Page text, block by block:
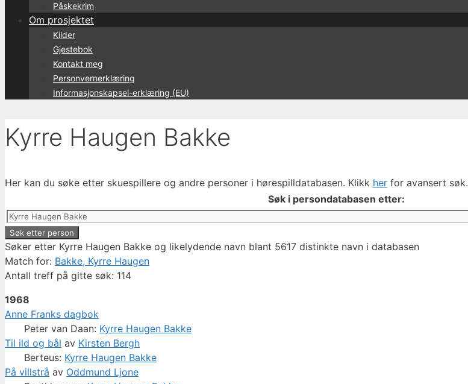
Påskekrim
Om prosjektet
Kilder
Gjestebok
Kontakt meg
Personvernerklæring
Informasjonskapsel-erklæring (EU)
Kyrre Haugen Bakke
Her kan du søke etter skuespillere og andre personer i hørespilldatabasen. Klikk her for avansert søk.
Søk i persondatabasen etter:
Søker etter Kyrre Haugen Bakke og likelydende navn blant 5617 distinkte navn i databasen
Match for: Bakke, Kyrre Haugen
Antall treff på gitte søk: 114
1968
Anne Franks dagbok
Peter van Daan: Kyrre Haugen Bakke
Til ild og bål av Kirsten Bergh
Berteus: Kyrre Haugen Bakke
På villstrå av Oddmund Ljone